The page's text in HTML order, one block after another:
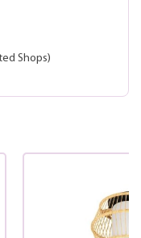
Shops)